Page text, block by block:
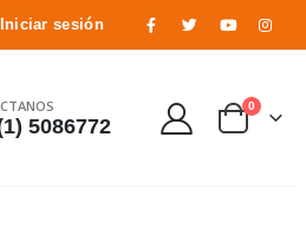
Iniciar sesión
5086772
0